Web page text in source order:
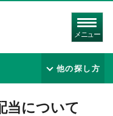
メニュー
他の探し方
当について